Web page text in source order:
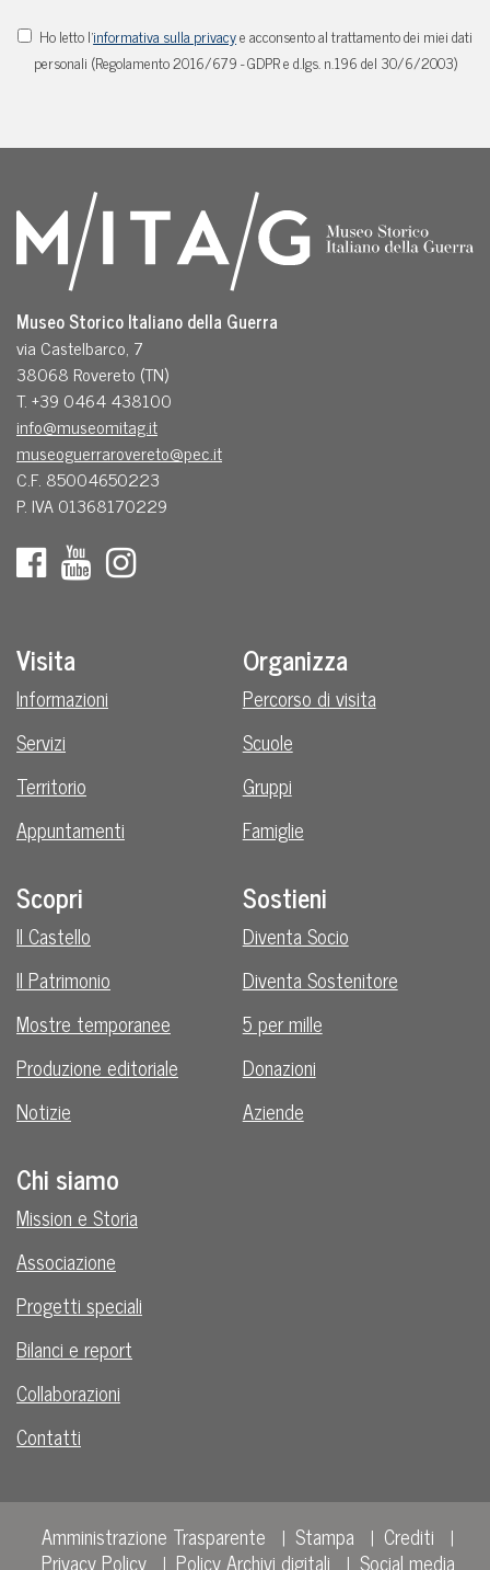
Ho letto l'informativa sulla privacye acconsento al trattamento dei miei dati
personali (Regolamento 2016/679 - GDPR e d.lgs. n.196 del 30/6/2003)
Museo Storico Italiano della Guerra
via Castelbarco, 7
38068 Rovereto (TN)
T. +39 0464 438100
info@museomitag.it
museoguerrarovereto@pec.it
C.F. 85004650223
P. IVA 01368170229
Visita
Informazioni
Servizi
Territorio
Appuntamenti
Organizza
Percorso di visita
Scuole
Gruppi
Famiglie
Scopri
Il Castello
Il Patrimonio
Mostre temporanee
Produzione editoriale
Notizie
Sostieni
Diventa Socio
Diventa Sostenitore
5 per mille
Donazioni
Aziende
Chi siamo
Mission e Storia
Associazione
Progetti speciali
Bilanci e report
Collaborazioni
Contatti
Amministrazione Trasparente Stampa
Crediti
Privacy Policy
Policy Archivi digitali Social media